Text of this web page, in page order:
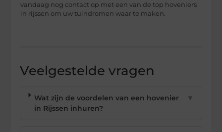
vandaag nog contact op met een van de top hoveniers
in rijssen om uw tuindromen waar te maken.
Veelgestelde vragen
Wat zijn de voordelen van een hovenier
in Rijssen inhuren?
▼